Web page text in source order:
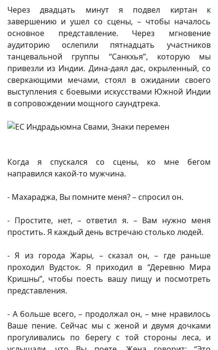
Через двадцать минут я подвел киртан к
завершению и ушел со сцены, – чтобы началось
основное представление. Через мгновение
аудиторию ослепили пятнадцать участников
танцевальной группы “Санкхья”, которую мы
привезли из Индии. Дина-даял дас, окрыленный, со
сверкающими мечами, стоял в ожидании своего
выступления с боевыми искусствами Южной Индии
в сопровождении мощного саундтрека.
Когда я спускался со сцены, ко мне бегом
направился какой-то мужчина.
- Махараджа, Вы помните меня? – спросил он.
- Простите, нет, – ответил я. – Вам нужно меня
простить. Я каждый день встречаю столько людей.
- Я из города Жары, – сказал он, – где раньше
проходил Вудсток. Я приходил в “Деревню Мира
Кришны”, чтобы поесть вашу пищу и посмотреть
представления.
- А больше всего, – продолжал он, – мне нравилось
Ваше пение. Сейчас мы с женой и двумя дочками
прогуливались по берегу с той стороны леса, и